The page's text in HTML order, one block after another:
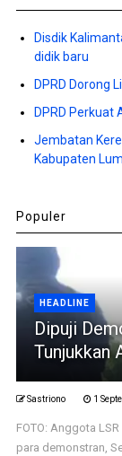
Disdik
didik baru
DPRD Dorong
DPRD Perkuat
Jembatan
Kabupaten
Populer
HEADLINE
Dipuji
Tunjukkan
Sastriono 1
FOTO: Anggota
para demonstran,